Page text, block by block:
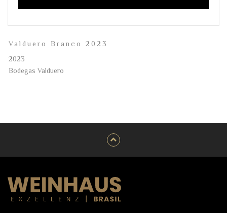
Valduero Branco 2023
2023
Bodegas Valduero